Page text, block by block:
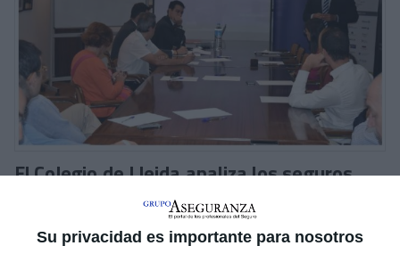
Su privacidad es importante para nosotros
El Colegio de Lleida analiza los seguros
El 22 de setiembre, bajo el título ‘Seguros cibernéticos:
¿Futuro o presente? ’, el Colegio de Mediadores de Lleida